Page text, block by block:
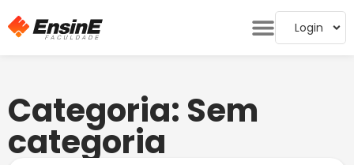
Login
Categoria: Sem
categoria